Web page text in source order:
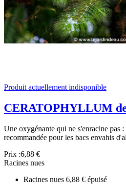
Produit actuellement indisponible
CERATOPHYLLUM
Une oxygénante qui ne s'enracine pas
recommandée pour les bacs envahis
Prix :6,88 €
Racines nues
Racines nues 6,88 € épuisé